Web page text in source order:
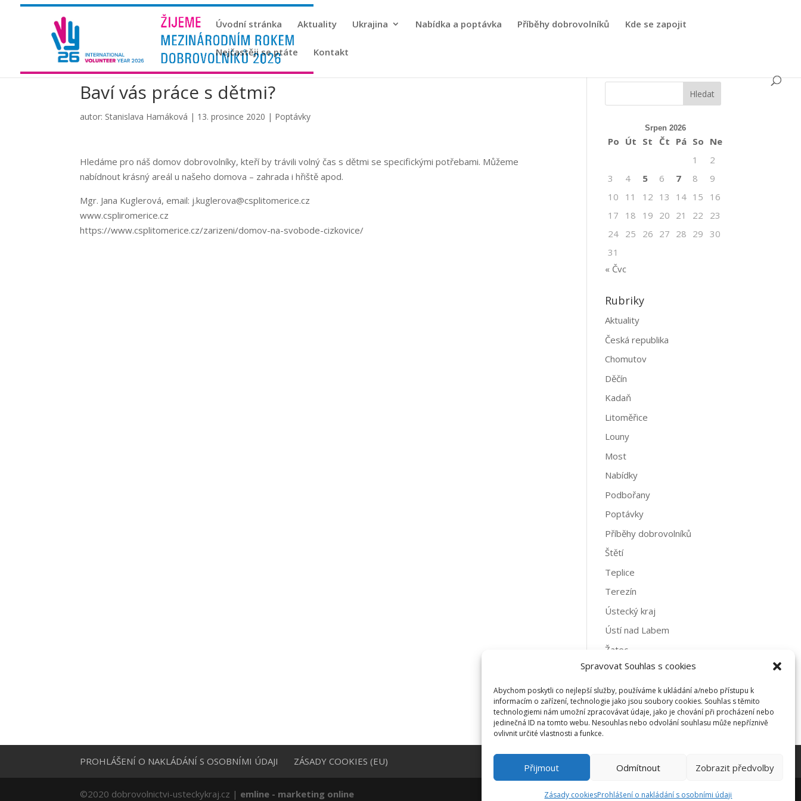
Spravovat Souhlas s cookies
Abychom poskytli co nejlepší služby, používáme k ukládání a/nebo přístupu k
informacím o zařízení, technologie jako jsou soubory cookies. Souhlas s těmito
technologiemi nám umožní zpracovávat údaje, jako je chování při procházení nebo
jedinečná ID na tomto webu. Nesouhlas nebo odvolání souhlasu může nepříznivě
ovlivnit určité vlastnosti a funkce.
Přijmout Odmítnout Zobrazit předvolby
Zásady cookiesProhlášení o nakládání s osobními údaji
Úvodní stránka Aktuality Ukrajina Nabídka a poptávka Příběhy dobrovolníků Kde se zapojit
Nejčastěji se ptáte Kontakt
Baví vás práce s dětmi?
autor: Stanislava Hamáková | 13. prosince 2020 | Poptávky
Hledáme pro náš domov dobrovolníky, kteří by trávili volný čas s dětmi se specifickými potřebami. Můžeme
nabídnout krásný areál u našeho domova – zahrada i hřiště apod.
Mgr. Jana Kuglerová, email: j.kuglerova@csplitomerice.cz
www.cspliromerice.cz
https://www.csplitomerice.cz/zarizeni/domov-na-svobode-cizkovice/
Srpen 2026
Po Út St Čt Pá So Ne
1
2
3
4 5 6 7 8
9
10
11 12 13 14 15
16
17
18 19 20 21 22
23
24 25 26 27 28 29
30
31
« Čvc
Rubriky
Aktuality
Česká republika
Chomutov
Děčín
Kadaň
Litoměřice
Louny
Most
Nabídky
Podbořany
Poptávky
Příběhy dobrovolníků
Štětí
Teplice
Terezín
Ústecký kraj
Ústí nad Labem
Žatec
Archivy
PROHLÁŠENÍ O NAKLÁDÁNÍ S OSOBNÍMI ÚDAJI ZÁSADY COOKIES (EU)
©2020 dobrovolnictvi-usteckykraj.cz | emline - marketing online